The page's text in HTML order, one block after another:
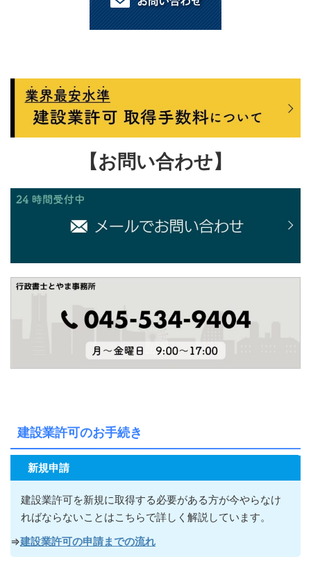
【お問い合わせ】
建設業許可のお手続き
新規申請
建設業許可を新規に取得する必要がある方が今やらなけ
ればならないこ とはこちらで詳しく解説しています。
⇒建設業許可の申請までの流れ